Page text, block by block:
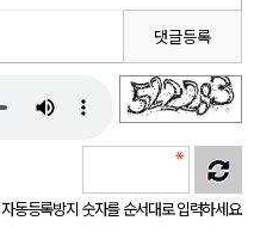
댓글등록
자동등록방지 숫자를 순서대로 입력하세요.